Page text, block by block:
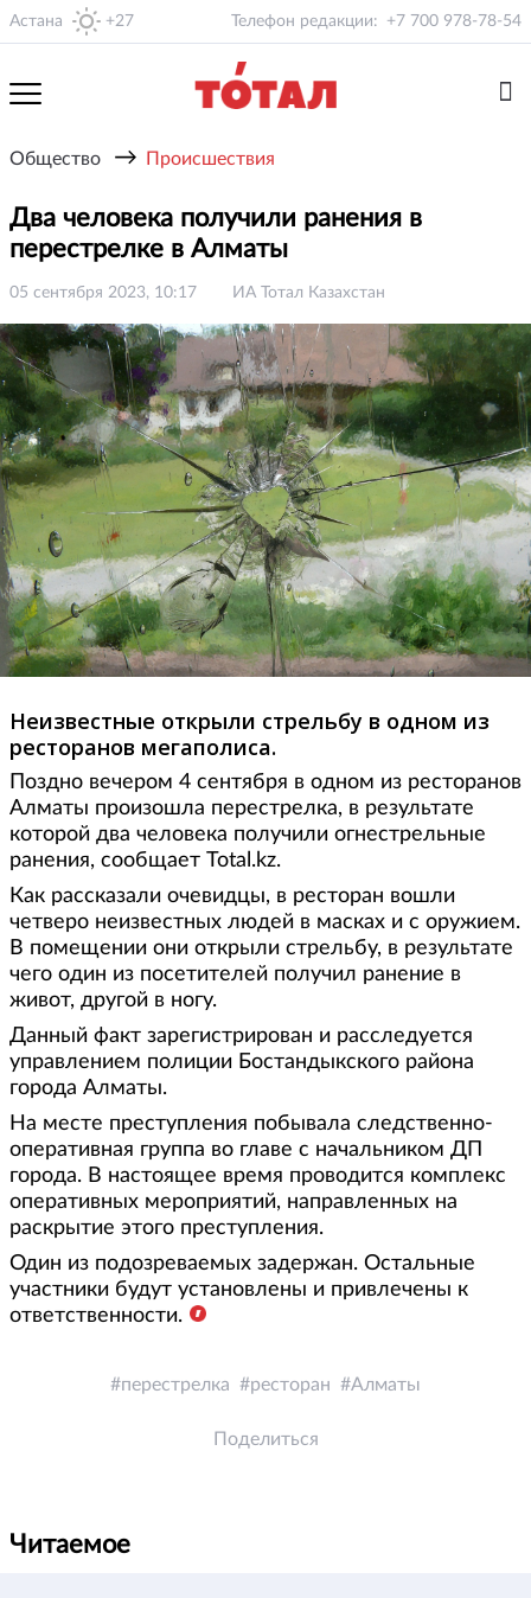
Астана +27 Телефон редакции: +7 700 978-78-54
Общество → Происшествия
Два человека получили ранения в
перестрелке в Алматы
05 сентября 2023, 10:17 ИА Тотал Казахстан
Неизвестные открыли стрельбу в одном из
ресторанов мегаполиса.
Поздно вечером 4 сентября в одном из ресторанов
Алматы произошла перестрелка, в результате
которой два человека получили огнестрельные
ранения, сообщает Total.kz.
Как рассказали очевидцы, в ресторан вошли
четверо неизвестных людей в масках и с оружием.
В помещении они открыли стрельбу, в результате
чего один из посетителей получил ранение в
живот, другой в ногу.
Данный факт зарегистрирован и расследуется
управлением полиции Бостандыкского района
города Алматы.
На месте преступления побывала следственно-
оперативная группа во главе с начальником ДП
города. В настоящее время проводится комплекс
оперативных мероприятий, направленных на
раскрытие этого преступления.
Один из подозреваемых задержан. Остальные
участники будут установлены и привлечены к
ответственности.
перестрелка ресторан Алматы
Поделиться
Читаемое